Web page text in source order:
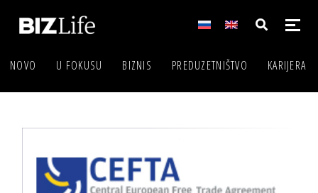
NOVO U FOKUSU BIZNIS PREDUZETNIŠTVO KARIJERA